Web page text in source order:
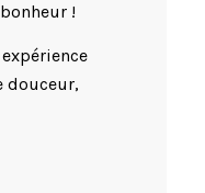
!
douceur,